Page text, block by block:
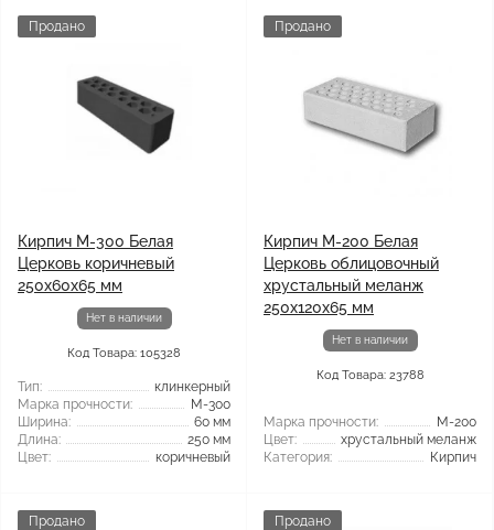
Продано
Кирпич М-300 Белая
Церковь коричневый
250x60x65 мм
Нет в наличии
Код Товара: 105328
Тип:
клинкерный
Марка прочности:
М-300
Ширина:
60 мм
Длина:
250 мм
Цвет:
коричневый
Продано
Кирпич М-200 Белая
Церковь облицовочный
хрустальный меланж
250х120х65 мм
Нет в наличии
Код Товара: 23788
Марка прочности:
М-200
Цвет:
хрустальный меланж
Категория:
Кирпич
Продано Продано